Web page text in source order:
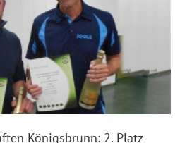
Königsbrunn: 2. Platz